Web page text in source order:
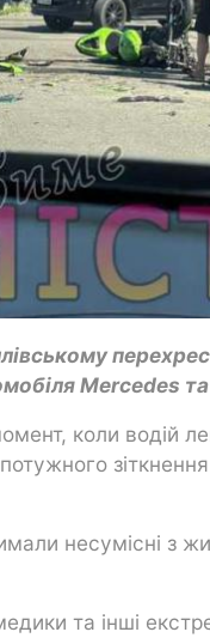
Mercedes
коли водій
несумісні з
та інші